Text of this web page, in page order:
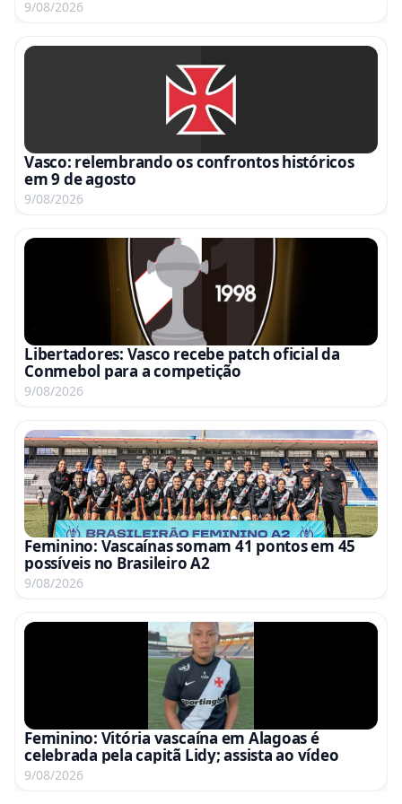
9/08/2026
Vasco: relembrando os confrontos históricos
em 9 de agosto
9/08/2026
Libertadores: Vasco recebe patch oficial da
Conmebol para a competição
9/08/2026
Feminino: Vascaínas somam 41 pontos em 45
possíveis no Brasileiro A2
9/08/2026
Feminino: Vitória vascaína em Alagoas é
celebrada pela capitã Lidy; assista ao vídeo
9/08/2026